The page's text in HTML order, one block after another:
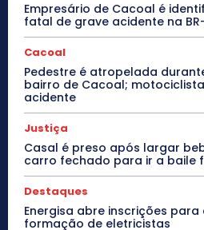
Empresário de Cacoal é
fatal de grave acidente na
Cacoal
Pedestre é atropelada
bairro de Cacoal;
acidente
Justiça
Casal é preso após largar
carro fechado para ir a baile
Destaques
Energisa abre inscrições
formação de eletricistas